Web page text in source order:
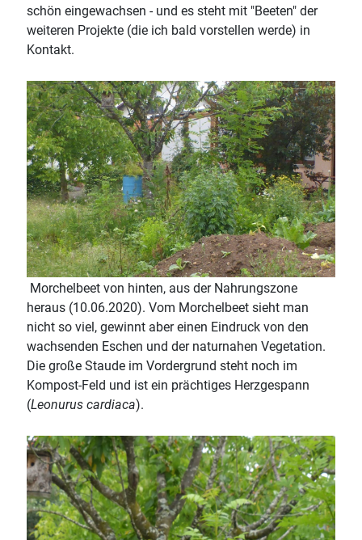
schön eingewachsen - und es steht mit "Beeten" der
weiteren Projekte (die ich bald vorstellen werde) in
Kontakt.
Morchelbeet von hinten, aus der Nahrungszone
heraus (10.06.2020). Vom Morchelbeet sieht man
nicht so viel, gewinnt aber einen Eindruck von den
wachsenden Eschen und der naturnahen Vegetation.
Die große Staude im Vordergrund steht noch im
Kompost-Feld und ist ein prächtiges Herzgespann
(Leonurus cardiaca).